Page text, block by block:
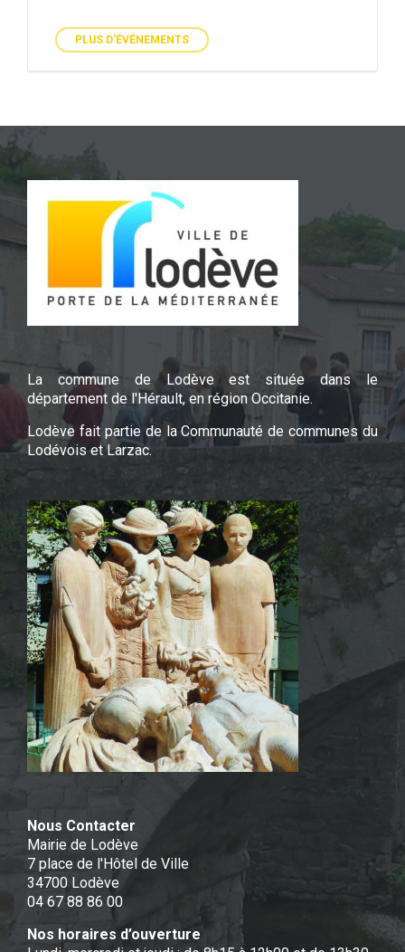
PLUS D'ÉVÉNEMENTS
La commune de Lodève est située dans le
département de l'Hérault, en région Occitanie.
Lodève fait partie de la Communauté de communes du
Lodévois et Larzac.
Nous Contacter
Mairie de Lodève
7 place de l'Hôtel de Ville
34700 Lodève
04 67 88 86 00
Nos horaires d’ouverture